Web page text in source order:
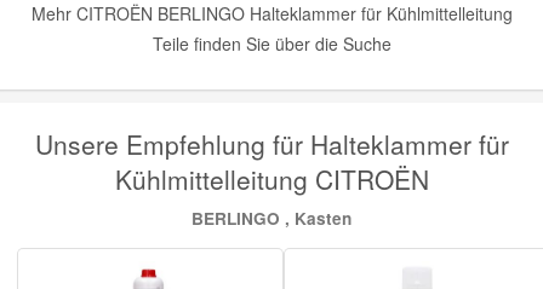
Mehr CITROËN BERLINGO Halteklammer für Kühlmittelleitung
Teile finden Sie über die Suche
Unsere Empfehlung für Halteklammer für
Kühlmittelleitung CITROËN
BERLINGO , Kasten